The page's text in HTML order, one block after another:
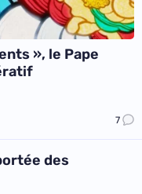
», le Pape
7
des